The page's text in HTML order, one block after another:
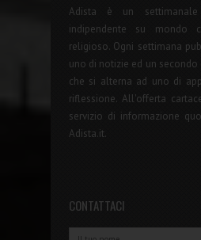
Adista è un
indipendente su mondo
religioso. Ogni settimana
uno di notizie ed un
che si alterna ad uno di
riflessione. All'offerta
servizio di informazione
Adista.it.
CONTATTACI